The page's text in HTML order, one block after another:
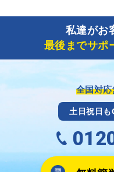
私達がお
最後までサポ
全国対
土日祝日